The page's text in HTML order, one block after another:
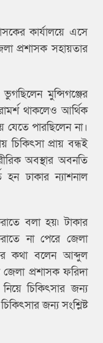
কার্যালয়ে এসে
প্রশাসক সহায়তার
মুন্সিগঞ্জের
থাকলেও আর্থিক
যেতে পারছিলেন না।
চিকিৎসা প্রায় বন্ধই
অবস্থার অবনতি
ঢাকার ন্যাশনাল
বলা হয়৷ টাকার
না পেরে জেলা
কথা বলেন আব্দুল
জেলা প্রশাসক ফরিদা
চিকিৎসার জন্য
জন্য সংশ্লিষ্ট